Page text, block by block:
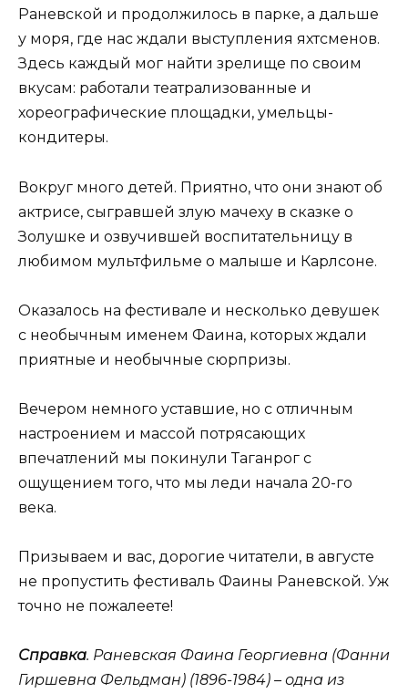
Раневской и продолжилось в парке, а дальше
у моря, где нас ждали выступления яхтсменов.
Здесь каждый мог найти зрелище по своим
вкусам: работали театрализованные и
хореографические площадки, умельцы-
кондитеры.
Вокруг много детей. Приятно, что они знают об
актрисе, сыгравшей злую мачеху в сказке о
Золушке и озвучившей воспитательницу в
любимом мультфильме о малыше и Карлсоне.
Оказалось на фестивале и несколько девушек
с необычным именем Фаина, которых ждали
приятные и необычные сюрпризы.
Вечером немного уставшие, но с отличным
настроением и массой потрясающих
впечатлений мы покинули Таганрог с
ощущением того, что мы леди начала 20-го
века.
Призываем и вас, дорогие читатели, в августе
не пропустить фестиваль Фаины Раневской. Уж
точно не пожалеете!
Справка. Раневская Фаина Георгиевна (Фанни
Гиршевна Фельдман) (1896-1984) – одна из